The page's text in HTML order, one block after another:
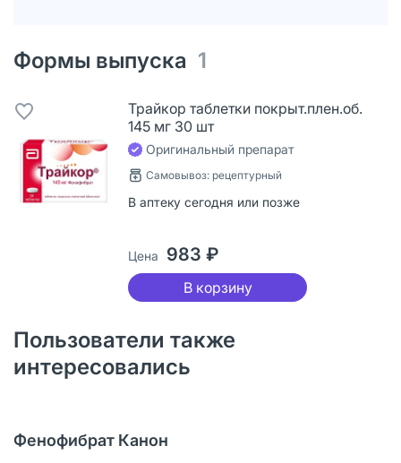
Формы выпуска 1
Трайкор таблетки покрыт.плен.об.
145 мг 30 шт
Оригинальный препарат
Самовывоз: рецептурный
В аптеку сегодня или позже
Цена 983 ₽
В корзину
Пользователи также
интересовались
Фенофибрат Канон